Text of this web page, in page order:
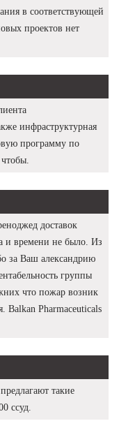
в соответствующей
проектов нет
инфраструктурная
программу по
доставок
и времени не было. Из
за Ваш александрию
группы
что пожар возник
Balkan Pharmaceuticals
такие
ссуд.